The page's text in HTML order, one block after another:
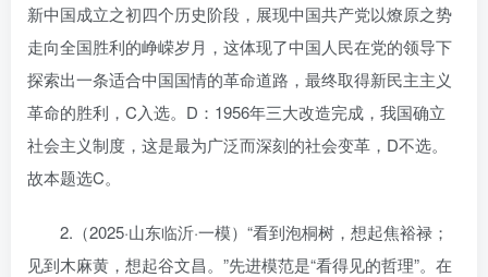
新中国成立之初四个历史阶段，展现中国共产党以燎原之势
走向全国胜利的峥嵘岁月，这体现了中国人民在党的领导下
探索出一条适合中国国情的革命道路，最终取得新民主主义
革命的胜利，C入选。D：1956年三大改造完成，我国确立
社会主义制度，这是最为广泛而深刻的社会变革，D不选。
故本题选C。
2.（2025·山东临沂·一模）“看到泡桐树，想起焦裕禄；
见到木麻黄，想起谷文昌。”先进模范是“看得见的哲理”。在